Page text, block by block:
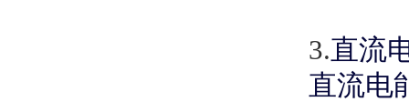
3.直流
直流电